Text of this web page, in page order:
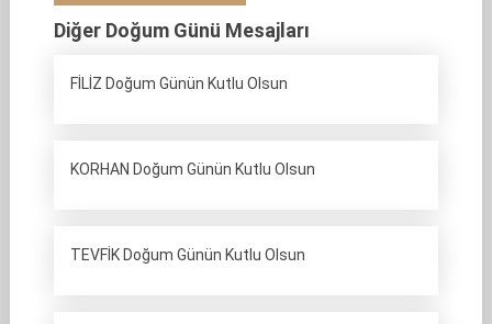
Diğer Doğum Günü Mesajları
FİLİZ Doğum Günün Kutlu Olsun
KORHAN Doğum Günün Kutlu Olsun
TEVFİK Doğum Günün Kutlu Olsun